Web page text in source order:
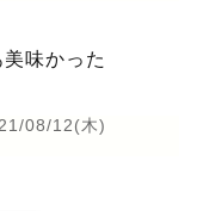
味かった
08/12(木)